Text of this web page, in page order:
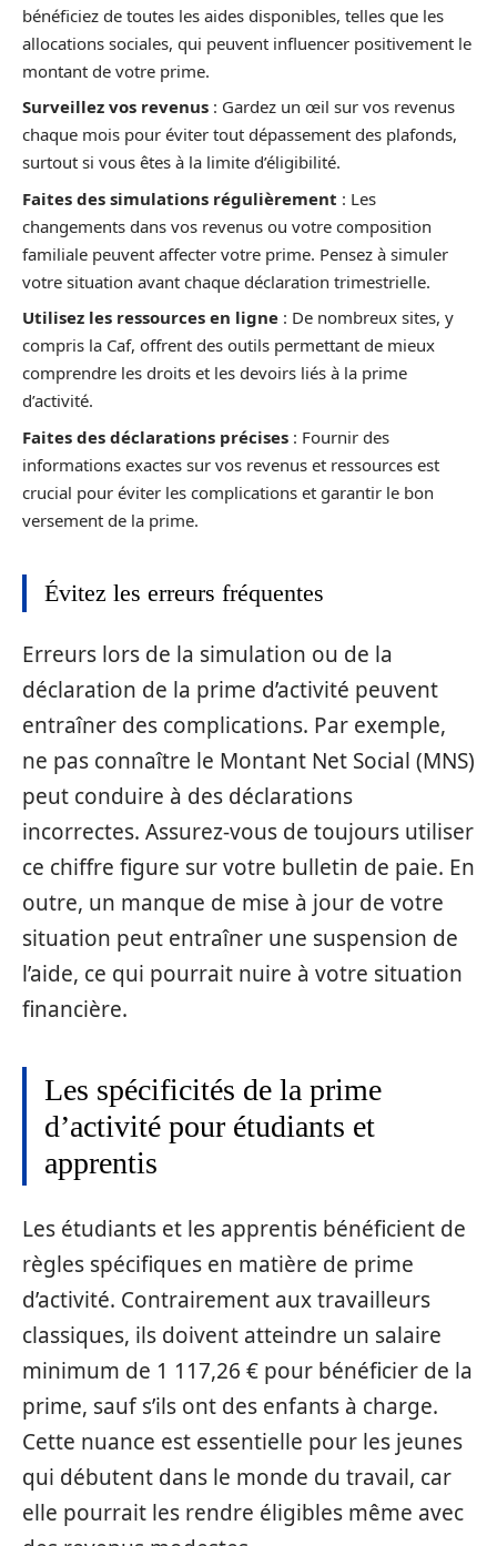
bénéficiez de toutes les aides disponibles, telles que les
allocations sociales, qui peuvent influencer positivement le
montant de votre prime.
Surveillez vos revenus : Gardez un œil sur vos revenus
chaque mois pour éviter tout dépassement des plafonds,
surtout si vous êtes à la limite d’éligibilité.
Faites des simulations régulièrement : Les
changements dans vos revenus ou votre composition
familiale peuvent affecter votre prime. Pensez à simuler
votre situation avant chaque déclaration trimestrielle.
Utilisez les ressources en ligne : De nombreux sites, y
compris la Caf, offrent des outils permettant de mieux
comprendre les droits et les devoirs liés à la prime
d’activité.
Faites des déclarations précises : Fournir des
informations exactes sur vos revenus et ressources est
crucial pour éviter les complications et garantir le bon
versement de la prime.
Évitez les erreurs fréquentes
Erreurs lors de la simulation ou de la
déclaration de la prime d’activité peuvent
entraîner des complications. Par exemple,
ne pas connaître le Montant Net Social (MNS)
peut conduire à des déclarations
incorrectes. Assurez-vous de toujours utiliser
ce chiffre figure sur votre bulletin de paie. En
outre, un manque de mise à jour de votre
situation peut entraîner une suspension de
l’aide, ce qui pourrait nuire à votre situation
financière.
Les spécificités de la prime
d’activité pour étudiants et
apprentis
Les étudiants et les apprentis bénéficient de
règles spécifiques en matière de prime
d’activité. Contrairement aux travailleurs
classiques, ils doivent atteindre un salaire
minimum de 1 117,26 € pour bénéficier de la
prime, sauf s’ils ont des enfants à charge.
Cette nuance est essentielle pour les jeunes
qui débutent dans le monde du travail, car
elle pourrait les rendre éligibles même avec